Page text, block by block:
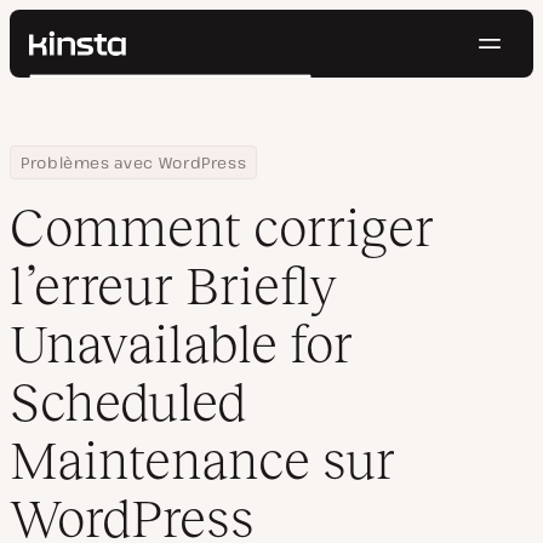
Kinsta®
Prix
Contact
Rechercher
Home
Centre de ressources
Blog
Problèmes avec WordPress
Comment corriger l’erreur Briefly Unavailable for Scheduled
Comment corriger
l’erreur Briefly
Unavailable for
Scheduled
Maintenance sur
WordPress